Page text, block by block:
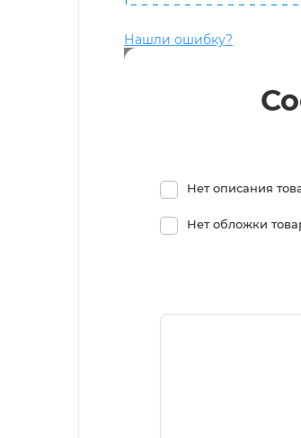
Нашли ошибку?
Нет описания
Нет обложки